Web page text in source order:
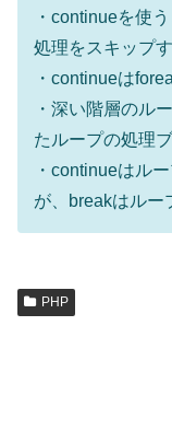
・continueを使
処理をスキップす
・continueは
・深い階層のル
たループの処理
・continueはル
が、breakはルー
PHP